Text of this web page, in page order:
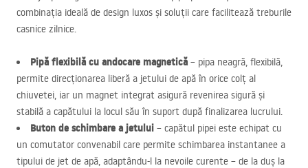
combinația ideală de design luxos și soluții care facilitează treburile
casnice zilnice.
Pipă flexibilă cu andocare magnetică – pipa neagră, flexibilă,
permite direcționarea liberă a jetului de apă în orice colț al
chiuvetei, iar un magnet integrat asigură revenirea sigură și
stabilă a capătului la locul său în suport după finalizarea lucrului.
Buton de schimbare a jetului – capătul pipei este echipat cu
un comutator convenabil care permite schimbarea instantanee a
tipului de jet de apă, adaptându-l la nevoile curente – de la duș la